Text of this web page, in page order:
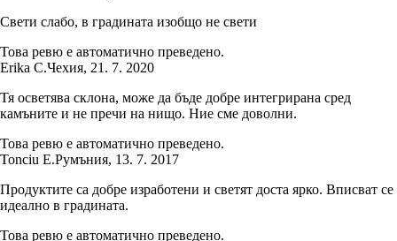
Свети слабо, в градината изобщо не свети
Това ревю е автоматично преведено.
Erika C.Чехия, 21. 7. 2020
Тя осветява склона, може да бъде добре интегрирана сред
камъните и не пречи на нищо. Ние сме доволни.
Това ревю е автоматично преведено.
Tonciu E.Румъния, 13. 7. 2017
Продуктите са добре изработени и светят доста ярко. Вписват се
идеално в градината.
Това ревю е автоматично преведено.